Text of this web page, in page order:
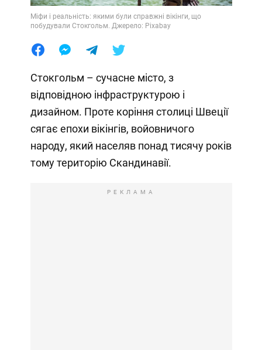
Міфи і реальність: якими були справжні вікінги, що
побудували Стокгольм. Джерело: Pixabay
Стокгольм – сучасне місто, з
відповідною інфраструктурою і
дизайном. Проте коріння столиці Швеції
сягає епохи вікінгів, войовничого
народу, який населяв понад тисячу років
тому територію Скандинавії.
РЕКЛАМА